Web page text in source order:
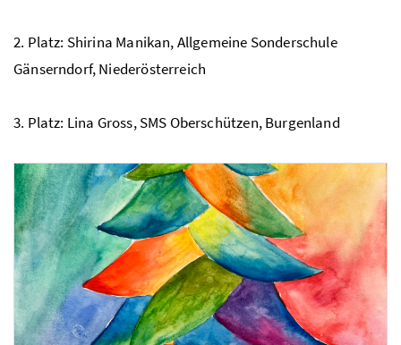
3. Platz: Simon Karl Kurtz, Praxisvolksschule der Pädagogischen Hochschule
2. Platz: Shirina Manikan, Allgemeine Sonderschule
Gänserndorf, Niederösterreich
3. Platz: Lina Gross,SMS Oberschützen, Burgenland